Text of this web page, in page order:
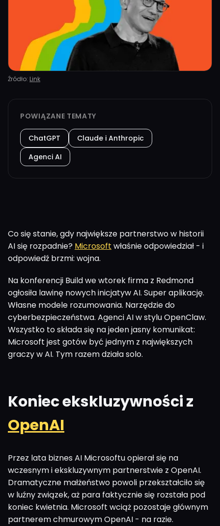
Źródło: Link
POWIĄZANE TEMATY
ChatGPT
Claude i Anthropic
Agenci AI
Co się stanie, gdy największe partnerstwo w historii
AI się rozpadnie? Microsoft właśnie odpowiedział - i
odpowiedź brzmi: wojna.
Na konferencji Build we wtorek firma z Redmond
ogłosiła lawinę nowych inicjatyw AI. Super aplikację.
Własne modele rozumowania. Narzędzie do
cyberbezpieczeństwa. Agenci AI w stylu OpenClaw.
Wszystko to składa się na jeden jasny komunikat:
Microsoft jest gotów być jednym z największych
graczy w AI. Tym razem działa solo.
Koniec ekskluzywności z
OpenAI
Przez lata biznes AI Microsoftu opierał się na
wczesnym i ekskluzywnym partnerstwie z OpenAI.
Dramatyczne małżeństwo powoli przekształciło się
w luźny związek, aż para faktycznie się rozstała pod
koniec kwietnia. Microsoft wciąż pozostaje głównym
partnerem chmurowym OpenAI - na razie.